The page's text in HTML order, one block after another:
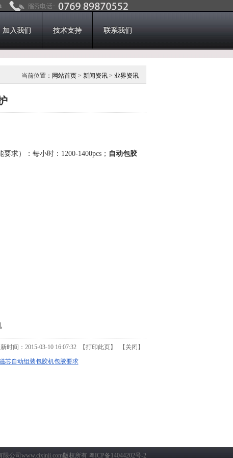
加入我们 技术支持 联系我们
当前位置： 网站首页 > 新闻资讯 > 业界资讯
求）：每小时：1200-1400pcs； 自动包胶
时间：2015-03-10 16:07:32 【打印此页】 【 关闭 】
芯自动组装包胶机包胶要求
限公司 www.cixinji.com版权所有 粤ICP备14044202号-2